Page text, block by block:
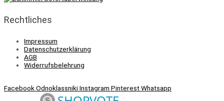
Rechtliches
Impressum
Datenschutzerklärung
AGB
Widerrufsbelehrung
FacebookOdnoklassnikiInstagram PinterestWhatsapp